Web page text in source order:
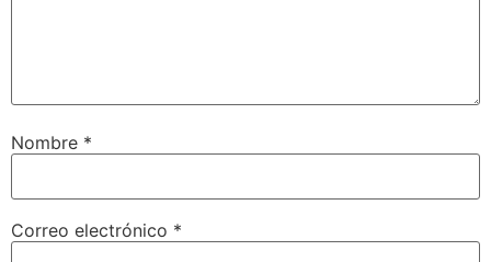
Nombre *
Correo electrónico *